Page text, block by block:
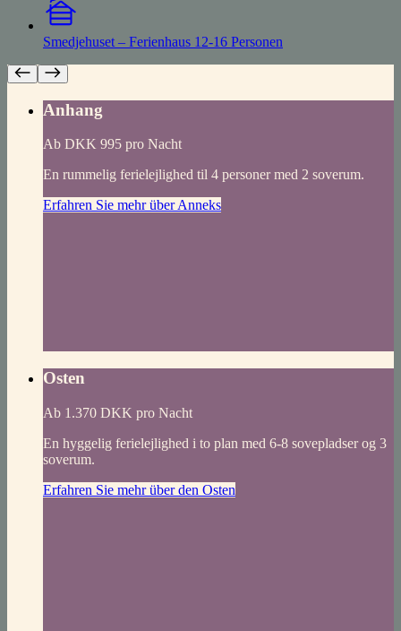
Smedjehuset – Ferienhaus 12-16 Personen
Anhang
Ab DKK 995 pro Nacht
En rummelig ferielejlighed til 4 personer med 2 soverum.
Erfahren Sie mehr über Anneks
Osten
Ab 1.370 DKK pro Nacht
En hyggelig ferielejlighed i to plan med 6-8 sovepladser og 3
soverum.
Erfahren Sie mehr über den Osten